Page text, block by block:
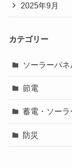
2025年9月
カテゴリー
ソーラーパ
節電
蓄電・ソー
防災